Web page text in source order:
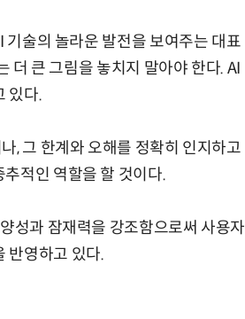
기술의 놀라운 발전을 보여주는 대표
더 큰 그림을 놓치지 말아야 한다. AI
있다.
, 그 한계와 오해를 정확히 인지하고
적인 역할을 할 것이다.
성과 잠재력을 강조함으로써 사용자
반영하고 있다.
70년 만에 돌아온 시베리아호랑이…카자흐스탄 야생에 풀렸다